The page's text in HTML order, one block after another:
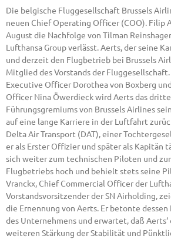
Die belgische Fluggesellschaft Brussels
neuen Chief Operating Officer (COO). Filip
August die Nachfolge von Tilman
Lufthansa Group verlässt. Aerts, der seine
und derzeit den Flugbetrieb bei Brussels
Mitglied des Vorstands der
Executive Officer Dorothea von Boxberg
Officer Nina Öwerdieck wird Aerts das
Führungsgremiums von Brussels Airlines
auf eine lange Karriere in der Luftfahrt
Delta Air Transport (DAT), einer
er als Erster Offizier und später als Kapitän
sich weiter zum technischen Piloten und
Flugbetriebs hoch und behielt stets seine
Vranckx, Chief Commercial Officer der
Vorstandsvorsitzender der SN Airholding,
die Ernennung von Aerts. Er betonte
des Unternehmens und erwartet, daß
weiteren Stärkung der Stabilität und